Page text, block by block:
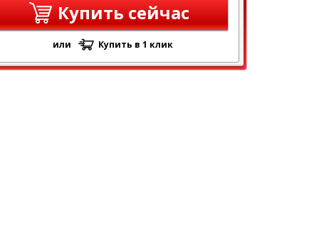
Купить сейчас
или Купить в 1 клик